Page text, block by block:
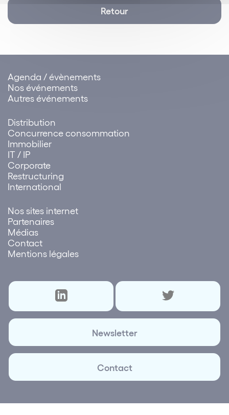
Retour
Agenda / évènements
Nos événements
Autres événements
Distribution
Concurrence consommation
Immobilier
IT / IP
Corporate
Restructuring
International
Nos sites internet
Partenaires
Médias
Contact
Mentions légales
Newsletter
Contact